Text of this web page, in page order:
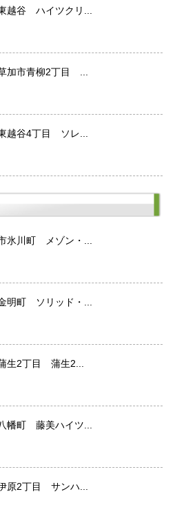
越谷 ハイツクリ...
加市青柳2丁目 ...
越谷4丁目 ソレ...
氷川町 メゾン・...
明町 ソリッド・...
生2丁目 蒲生2...
幡町 藤美ハイツ...
原2丁目 サンハ...